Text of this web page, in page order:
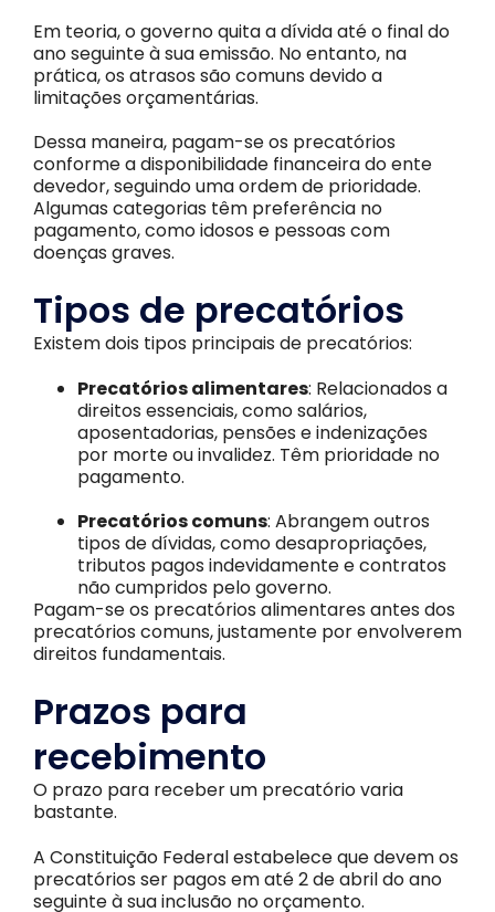
Em teoria, o governo quita a dívida até o final do
ano seguinte à sua emissão. No entanto, na
prática, os atrasos são comuns devido a
limitações orçamentárias.
Dessa maneira, pagam-se os precatórios
conforme a disponibilidade financeira do ente
devedor, seguindo uma ordem de prioridade.
Algumas categorias têm preferência no
pagamento, como idosos e pessoas com
doenças graves.
Tipos de precatórios
Existem dois tipos principais de precatórios:
Precatórios alimentares: Relacionados a
direitos essenciais, como salários,
aposentadorias, pensões e indenizações
por morte ou invalidez. Têm prioridade no
pagamento.
Precatórios comuns: Abrangem outros
tipos de dívidas, como desapropriações,
tributos pagos indevidamente e contratos
não cumpridos pelo governo.
Pagam-se os precatórios alimentares antes dos
precatórios comuns, justamente por envolverem
direitos fundamentais.
Prazos para
recebimento
O prazo para receber um precatório varia
bastante.
A Constituição Federal estabelece que devem os
precatórios ser pagos em até 2 de abril do ano
seguinte à sua inclusão no orçamento.